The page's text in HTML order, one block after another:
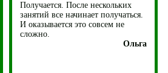
Получается. После нескольких
занятий все начинает получаться.
И оказывается это совсем не
сложно.
Ольга